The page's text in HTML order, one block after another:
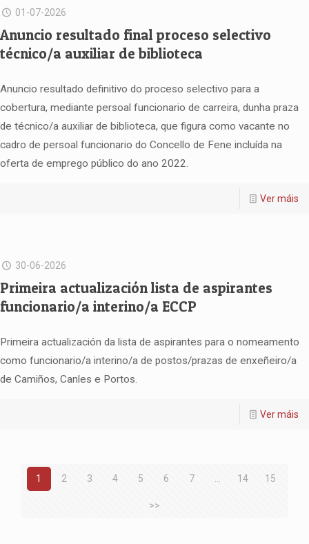
01-07-2026
Anuncio resultado final proceso selectivo
técnico/a auxiliar de biblioteca
Anuncio resultado definitivo do proceso selectivo para a
cobertura, mediante persoal funcionario de carreira, dunha praza
de técnico/a auxiliar de biblioteca, que figura como vacante no
cadro de persoal funcionario do Concello de Fene incluída na
oferta de emprego público do ano 2022.
Ver máis
30-06-2026
Primeira actualización lista de aspirantes
funcionario/a interino/a ECCP
Primeira actualización da lista de aspirantes para o nomeamento
como funcionario/a interino/a de postos/prazas de enxeñeiro/a
de Camiños, Canles e Portos.
Ver máis
1 2 3 4 5 6 7 14 15
>>